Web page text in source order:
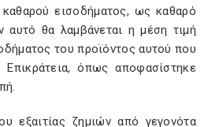
εισοδήματος, ως καθαρό
αυτό θα λαμβάνεται η μέση τιμή
του προϊόντος αυτού που
όπως αποφασίστηκε
εξαιτίας ζημιών από γεγονότα